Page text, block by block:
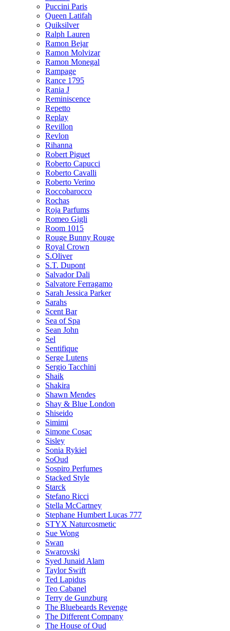
Puccini Paris
Queen Latifah
Quiksilver
Ralph Lauren
Ramon Bejar
Ramon Molvizar
Ramon Monegal
Rampage
Rance 1795
Rania J
Reminiscence
Repetto
Replay
Revillon
Revlon
Rihanna
Robert Piguet
Roberto Capucci
Roberto Cavalli
Roberto Verino
Roccobarocco
Rochas
Roja Parfums
Romeo Gigli
Room 1015
Rouge Bunny Rouge
Royal Crown
S.Oliver
S.T. Dupont
Salvador Dali
Salvatore Ferragamo
Sarah Jessica Parker
Sarahs
Scent Bar
Sea of Spa
Sean John
Sel
Sentifique
Serge Lutens
Sergio Tacchini
Shaik
Shakira
Shawn Mendes
Shay & Blue London
Shiseido
Simimi
Simone Cosac
Sisley
Sonia Rykiel
SoOud
Sospiro Perfumes
Stacked Style
Starck
Stefano Ricci
Stella McCartney
Stephane Humbert Lucas 777
STYX Naturсosmetic
Sue Wong
Swan
Swarovski
Syed Junaid Alam
Taylor Swift
Ted Lapidus
Teo Cabanel
Terry de Gunzburg
The Bluebeards Revenge
The Different Company
The House of Oud